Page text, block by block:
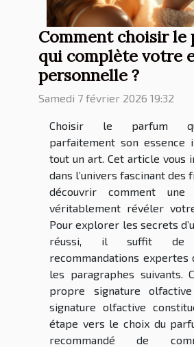
Comment choisir le
qui complète votre
personnelle ?
Samedi 7 février 2026 19:32
Choisir le parfum
parfaitement son essence
tout un art. Cet article vous
dans l’univers fascinant des
découvrir comment une
véritablement révéler
Pour explorer les secrets
réussi, il suffit de
recommandations expertes
les paragraphes suivants.
propre signature
signature olfactive
étape vers le choix du
recommandé de